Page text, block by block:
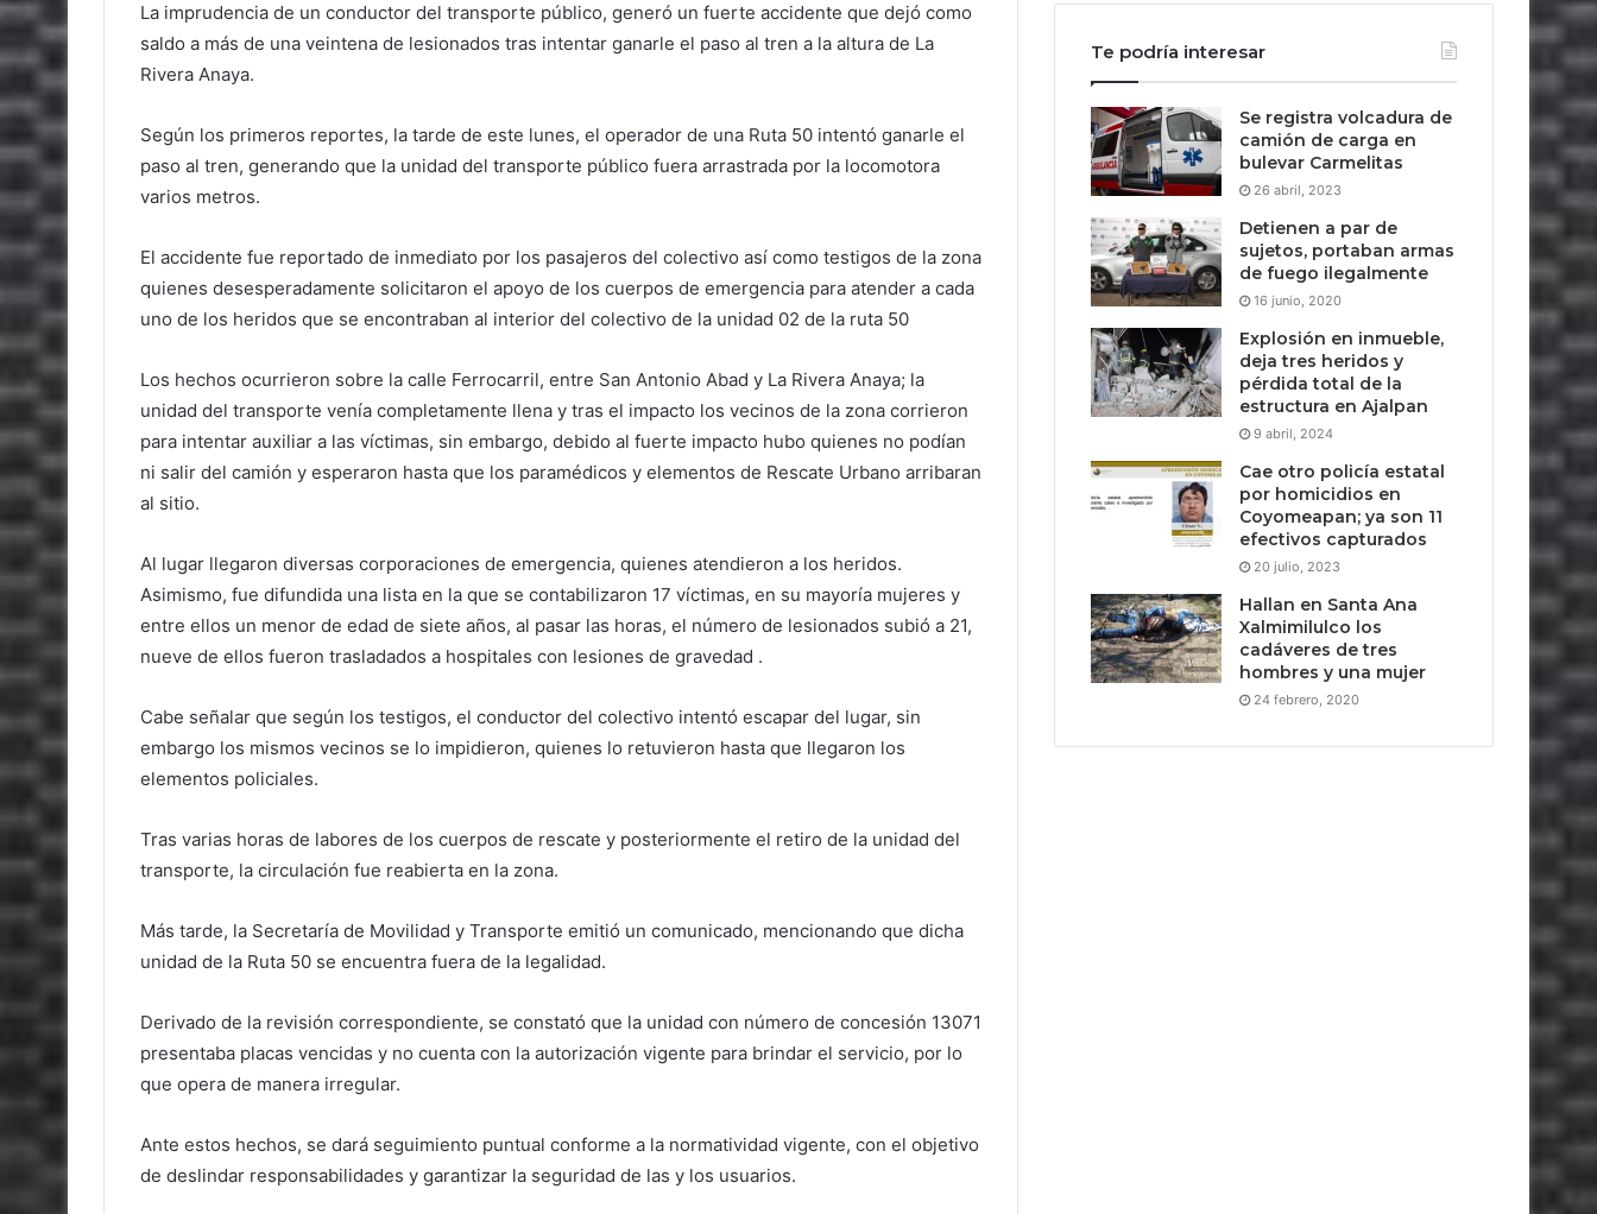
La imprudencia de un conductor del transporte público, generó un fuerte accidente que dejó como
saldo a más de una veintena de lesionados tras intentar ganarle el paso al tren a la altura de La
Rivera Anaya.
Según los primeros reportes, la tarde de este lunes, el operador de una Ruta 50 intentó ganarle el
paso al tren, generando que la unidad del transporte público fuera arrastrada por la locomotora
varios metros.
El accidente fue reportado de inmediato por los pasajeros del colectivo así como testigos de la zona
quienes desesperadamente solicitaron el apoyo de los cuerpos de emergencia para atender a cada
uno de los heridos que se encontraban al interior del colectivo de la unidad 02 de la ruta 50
Los hechos ocurrieron sobre la calle Ferrocarril, entre San Antonio Abad y La Rivera Anaya; la
unidad del transporte venía completamente llena y tras el impacto los vecinos de la zona corrieron
para intentar auxiliar a las víctimas, sin embargo, debido al fuerte impacto hubo quienes no podían
ni salir del camión y esperaron hasta que los paramédicos y elementos de Rescate Urbano arribaran
al sitio.
Al lugar llegaron diversas corporaciones de emergencia, quienes atendieron a los heridos.
Asimismo, fue difundida una lista en la que se contabilizaron 17 víctimas, en su mayoría mujeres y
entre ellos un menor de edad de siete años, al pasar las horas, el número de lesionados subió a 21,
nueve de ellos fueron trasladados a hospitales con lesiones de gravedad .
Cabe señalar que según los testigos, el conductor del colectivo intentó escapar del lugar, sin
embargo los mismos vecinos se lo impidieron, quienes lo retuvieron hasta que llegaron los
elementos policiales.
Tras varias horas de labores de los cuerpos de rescate y posteriormente el retiro de la unidad del
transporte, la circulación fue reabierta en la zona.
Más tarde, la Secretaría de Movilidad y Transporte emitió un comunicado, mencionando que dicha
unidad de la Ruta 50 se encuentra fuera de la legalidad.
Derivado de la revisión correspondiente, se constató que la unidad con número de concesión 13071
presentaba placas vencidas y no cuenta con la autorización vigente para brindar el servicio, por lo
que opera de manera irregular.
Ante estos hechos, se dará seguimiento puntual conforme a la normatividad vigente, con el objetivo
de deslindar responsabilidades y garantizar la seguridad de las y los usuarios.
Te podría interesar
Se registra volcadura de
camión de carga en
bulevar Carmelitas
26 abril, 2023
Detienen a par de
sujetos, portaban armas
de fuego ilegalmente
16 junio, 2020
Explosión en inmueble,
deja tres heridos y
pérdida total de la
estructura en Ajalpan
9 abril, 2024
Cae otro policía estatal
por homicidios en
Coyomeapan; ya son 11
efectivos capturados
20 julio, 2023
Hallan en Santa Ana
Xalmimilulco los
cadáveres de tres
hombres y una mujer
24 febrero, 2020